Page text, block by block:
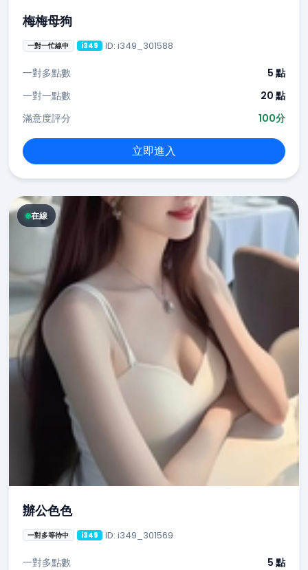
梅梅母狗
一對一忙線中 i349 ID: i349_301588
一對多點數
5 點
一對一點數
20 點
滿意度評分
100分
立即進入
在線
辦公色色
一對多等待中 i349 ID: i349_301569
一對多點數
5 點